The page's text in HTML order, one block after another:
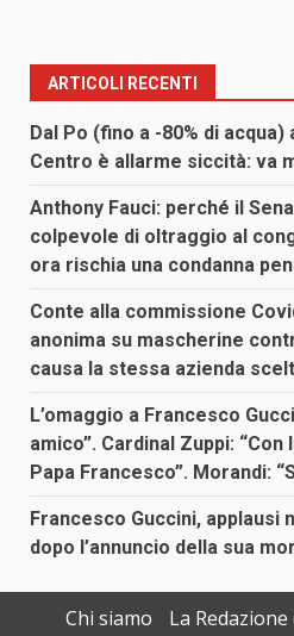
ARTICOLI RECENTI
Dal Po (fino a -80% di acqua)
Centro è allarme siccità: va
Anthony Fauci: perché il
colpevole di oltraggio al
ora rischia una condanna
Conte alla commissione
anonima su mascherine
causa la stessa azienda
L’omaggio a Francesco
amico”. Cardinal Zuppi:
Papa Francesco”. Morandi:
Francesco Guccini, applausi
dopo l’annuncio della sua
Chi siamo
La